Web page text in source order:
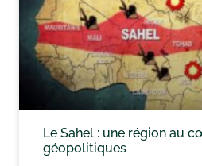
Le Sahel : une région au
géopolitiques